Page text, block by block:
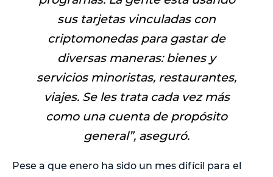
sus tarjetas vinculadas con
criptomonedas para gastar de
diversas maneras: bienes y
servicios minoristas, restaurantes,
viajes. Se les trata cada vez más
como una cuenta de propósito
general”, aseguró.
Pese a que enero ha sido un mes difícil para el